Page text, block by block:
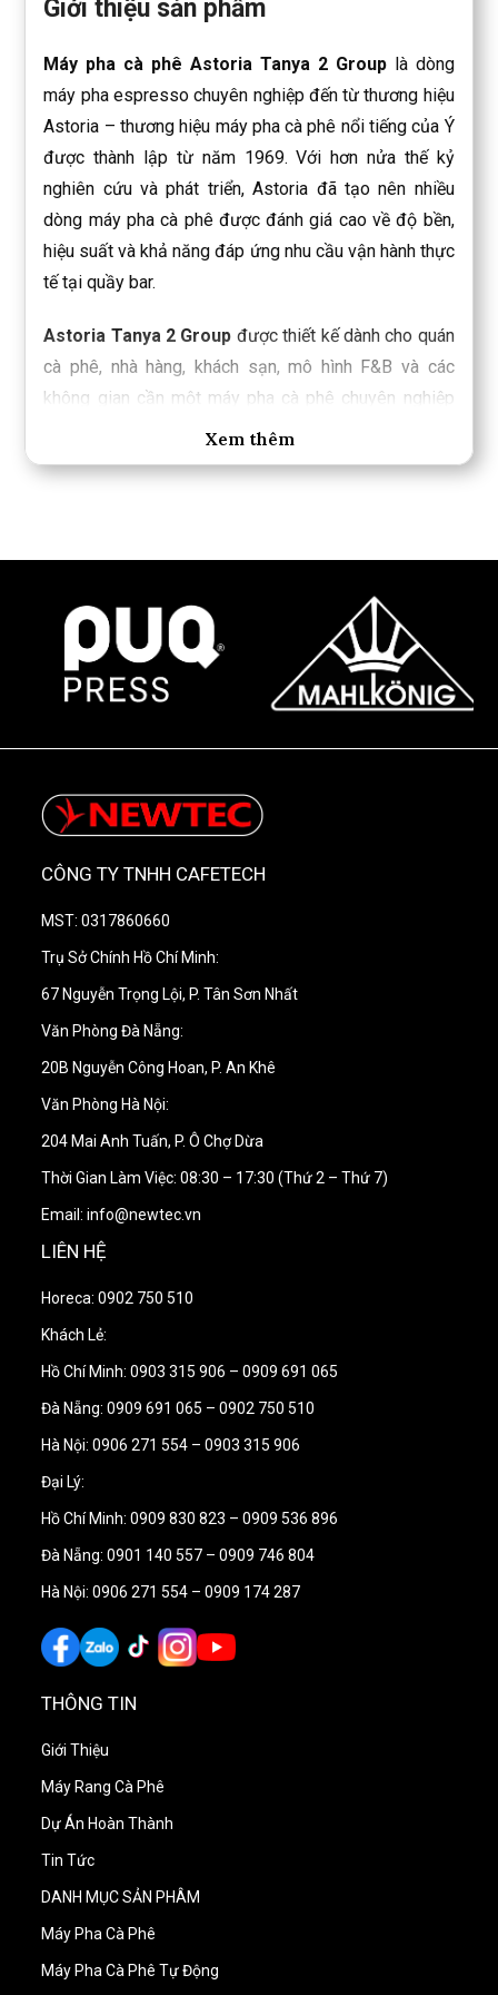
Giới thiệu sản phẩm
Máy pha cà phê Astoria Tanya 2 Grouplà dòng
máy pha espresso chuyên nghiệp đến từ thương hiệu
Astoria – thương hiệu máy pha cà phê nổi tiếng của Ý
được thành lập từ năm 1969. Với hơn nửa thế kỷ
nghiên cứu và phát triển, Astoria đã tạo nên nhiều
dòng máy pha cà phê được đánh giá cao về độ bền,
hiệu suất và khả năng đáp ứng nhu cầu vận hành thực
tế tại quầy bar.
Astoria Tanya 2 Group được thiết kế dành cho quán
cà phê, nhà hàng, khách sạn, mô hình F&B và các
không gian cần một máy pha cà phê chuyên nghiệp
có khả năng hoạt động ổn định trong ngày. Máy hỗ
trợ barista kiểm soát quá trình pha chế tốt hơn, duy trì
năng hỗ trợ vận hành tự động,
máy pha cà phê
Astoria Tanya 2 Group
là lựa chọn phù hợp cho
những mô hình kinh doanh cần cân bằng giữa chất
lượng đồ uống, độ bền thiết bị và chi phí đầu tư hiệu
Thiết kế nổi bật
thiết kế hiện đại, chắc chắn và phù hợp với nhiều
không gian quầy bar chuyên nghiệp. Thân máy được
hoàn thiện từ inox kết hợp nhựa ABS, vừa đảm bảo
độ bền, vừa giữ được vẻ ngoài gọn gàng và sang
Thân máy inox kết hợp ABS
Phần nhựa ABS được sử dụng hợp lý nhằm tối ưu
trọng lượng, độ bền và tính thẩm mỹ tổng thể.
Đồng hồ kép dễ quan sát
Hệ thống đồng hồ kép hỗ trợ kiểm soát áp suất nồi
hơi và áp suất bơm, giúp barista dễ theo dõi tình
Đèn hiệu kiểm soát mực nước
người vận hành chủ động kiểm tra trạng thái máy và
hạn chế sai sót khi sử dụng.
Xem thêm
CÔNG TY TNHH CAFETECH
MST: 0317860660
Trụ Sở Chính Hồ Chí Minh:
67 Nguyễn Trọng Lội, P. Tân Sơn Nhất
Văn Phòng Đà Nẵng:
20B Nguyễn Công Hoan, P. An Khê
Văn Phòng Hà Nội:
204 Mai Anh Tuấn, P. Ô Chợ Dừa
Thời Gian Làm Việc: 08:30 – 17:30 (Thứ 2 – Thứ 7)
Email: info@newtec.vn
LIÊN HỆ
Horeca: 0902 750 510
Khách Lẻ:
Hồ Chí Minh: 0903 315 906 – 0909 691 065
Đà Nẵng: 0909 691 065 – 0902 750 510
Hà Nội: 0906 271 554 – 0903 315 906
Đại Lý:
Hồ Chí Minh: 0909 830 823 – 0909 536 896
Đà Nẵng: 0901 140 557 – 0909 746 804
Hà Nội: 0906 271 554 – 0909 174 287
THÔNG TIN
Giới Thiệu
Máy Rang Cà Phê
Dự Án Hoàn Thành
Tin Tức
DANH MỤC SẢN PHÂM
Máy Pha Cà Phê
Máy Pha Cà Phê Tự Động